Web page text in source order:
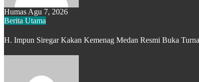
Humas Agu 7, 2026
Berita Utama
H. Impun Siregar Kakan Kemenag Medan Resmi Buka